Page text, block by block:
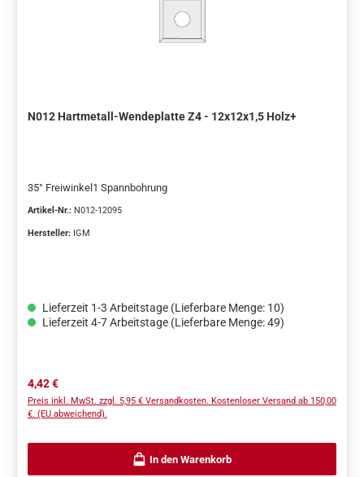
N012 Hartmetall-Wendeplatte Z4 - 12x12x1,5 Holz+
35° Freiwinkel1 Spannbohrung
Artikel-Nr.: N012-12095
Hersteller: IGM
Lieferzeit 1-3 Arbeitstage (Lieferbare Menge: 10)
Lieferzeit 4-7 Arbeitstage (Lieferbare Menge: 49)
Regulärer Preis:
4,42 €
Preis inkl. MwSt. zzgl. 5,95 € Versandkosten. Kostenloser Versand ab 150,00
€. (EU abweichend).
In den Warenkorb